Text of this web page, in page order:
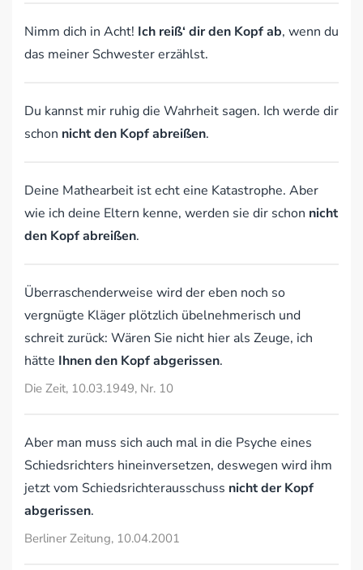
Nimm dich in Acht! Ich reiß‘ dir den Kopf ab, wenn du
das meiner Schwester erzählst.
Du kannst mir ruhig die Wahrheit sagen. Ich werde dir
schon nicht den Kopf abreißen.
Deine Mathearbeit ist echt eine Katastrophe. Aber
wie ich deine Eltern kenne, werden sie dir schon nicht
den Kopf abreißen.
Überraschenderweise wird der eben noch so
vergnügte Kläger plötzlich übelnehmerisch und
schreit zurück: Wären Sie nicht hier als Zeuge, ich
hätte Ihnen den Kopf abgerissen.
Die Zeit, 10.03.1949, Nr. 10
Aber man muss sich auch mal in die Psyche eines
Schiedsrichters hineinversetzen, deswegen wird ihm
jetzt vom Schiedsrichterausschuss nicht der Kopf
abgerissen.
Berliner Zeitung, 10.04.2001